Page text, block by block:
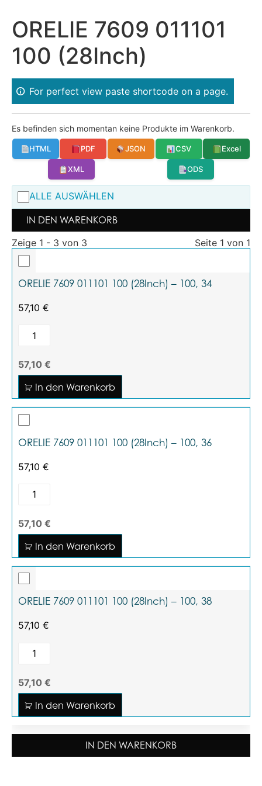
ORELIE 7609 011101
100 (28Inch)
For perfect view paste shortcode on a page.
Es befinden sich momentan keine Produkte im Warenkorb.
HTML PDF JSON CSV Excel
XML ODS
ALLE AUSWÄHLEN
IN DEN WARENKORB
Zeige 1 - 3 von 3
Seite 1 von 1
ORELIE 7609 011101 100 (28Inch) – 100, 34
57,10 €
57,10 €
In den Warenkorb
ORELIE 7609 011101 100 (28Inch) – 100, 36
57,10 €
57,10 €
In den Warenkorb
ORELIE 7609 011101 100 (28Inch) – 100, 38
57,10 €
57,10 €
In den Warenkorb
IN DEN WARENKORB